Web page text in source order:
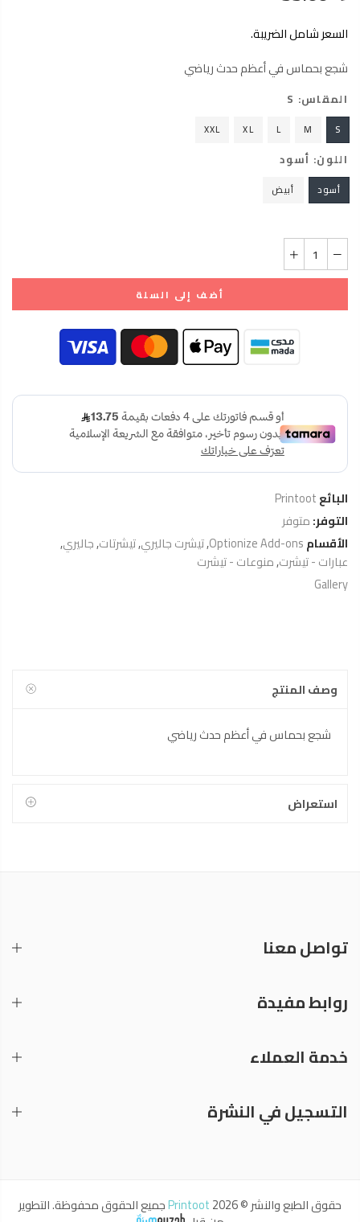
السعر شامل الضريبة.
شجع بحماس في أعظم حدث رياضي
المقاس: S
S
M
L
XL
XXL
اللون: أسود
أسود أبيض
أضف إلى السلة
البائعPrintoot
التوفر:متوفر
الأقسامOptionize Add-ons
,تيشرت جاليري,تيشرتات,جاليري,
عبارات - تيشرت,منوعات - تيشرت
Gallery
وصف المنتج
شجع بحماس في أعظم حدث رياضي
استعراض
تواصل معنا
روابط مفيدة
خدمة العملاء
التسجيل في النشرة
حقوق الطبع والنشر © 2026 Printootجميع الحقوق محفوظة. التطوير